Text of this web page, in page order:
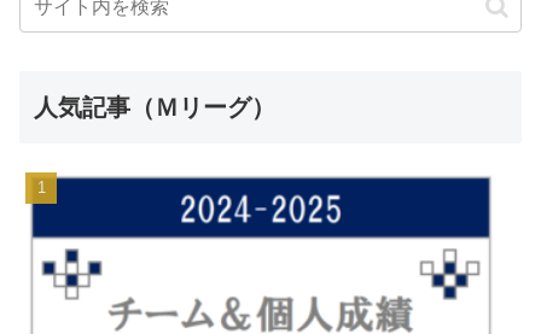
人気記事（Ｍリーグ）